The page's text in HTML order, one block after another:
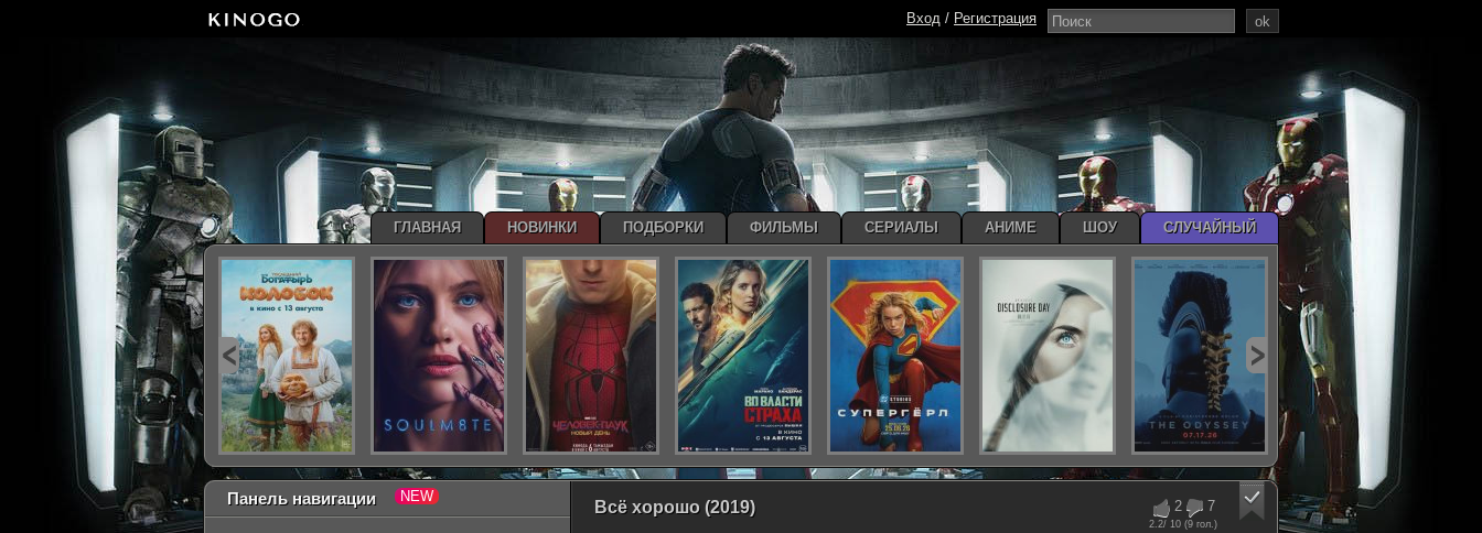
2 7
2.2/ 10 (9 гол.)
Всё хорошо (2019)
Панель навигации
ok
Вход / Регистрация
ГЛАВНАЯ НОВИНКИ ПОДБОРКИ ФИЛЬМЫ СЕРИАЛЫ АНИМЕ ШОУ СЛУЧАЙНЫЙ